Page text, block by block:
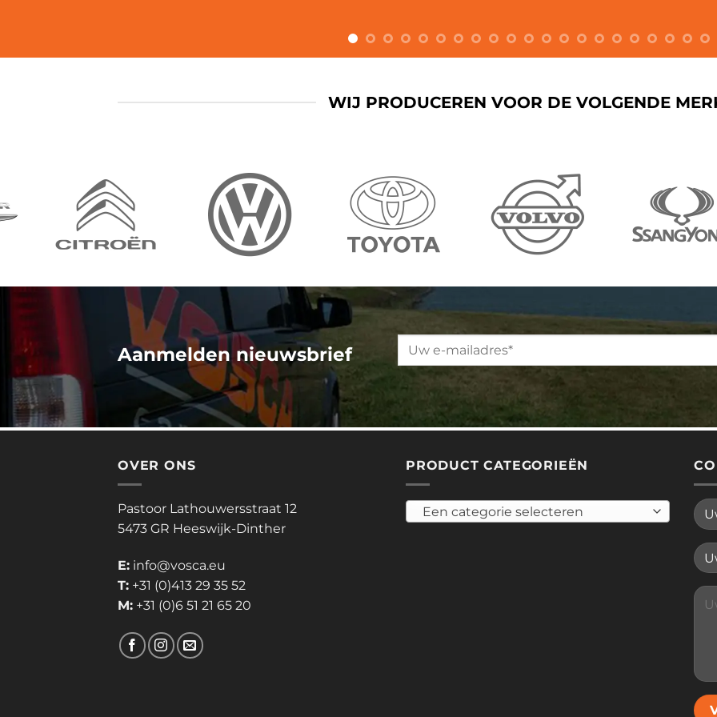
WIJ PRODUCEREN VOOR DE VOLGENDE
Aanmelden nieuwsbrief Please leave this field empty.
OVER ONS
Pastoor Lathouwersstraat 12
5473 GR Heeswijk-Dinther
E: info@vosca.eu
T: +31 (0)413 29 35 52
M: +31 (0)6 51 21 65 20
PRODUCT CATEGORIEËN
Een categorie selecteren